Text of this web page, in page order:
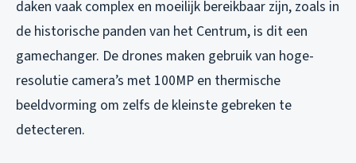
daken vaak complex en moeilijk bereikbaar zijn, zoals in
de historische panden van het Centrum, is dit een
gamechanger. De drones maken gebruik van hoge-
resolutie camera’s met 100MP en thermische
beeldvorming om zelfs de kleinste gebreken te
detecteren.